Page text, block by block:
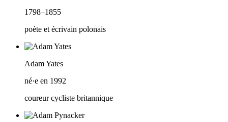
1798–1855
poète et écrivain polonais
Adam Yates
né·e en 1992
coureur cycliste britannique